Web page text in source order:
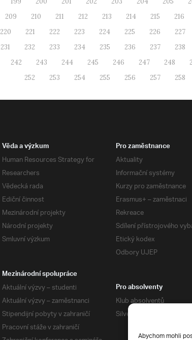
Abychom mohli
209
210 211 212 213 214 215 216
220
221 222 223 224 225 226 227
231
232 233 234 235 236 237 238
242
243 244 245 246 247 248
252
253 254 255 256 257 258
Věda a výzkum
Human Resources Strategy for
Researchers
Vědecká rada
Ediční činnost
Mezinárodní projekty
Národní projekty
Smluvní výzkum
Pro zaměstnance
Aktuality
Informační systémy
Kurzy pro zaměstnance
Erasmus+ – zaměstnaci
Rekreace
Sdílení přístrojového
Etický kodex
Odbory UJEP
Mezinárodní spolupráce
Aktuální výzvy – studenti
Aktuální výzvy – zaměstnanci
Stipendijní pobyty v zahraničí
Pracovní stáže v zahraničí
Pro absolventy
Klub absolventů
Silverius